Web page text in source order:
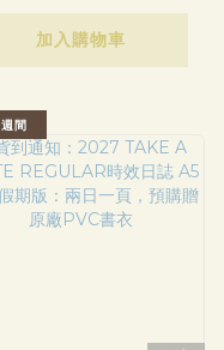
加入購物車
間